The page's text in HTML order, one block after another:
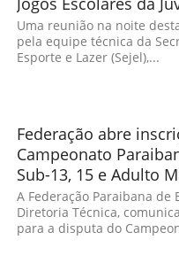
Uma reunião na noite
pela equipe técnica da
Esporte e Lazer (Sejel),...
Federação abre
Campeonato
Sub-13, 15 e Adulto
A Federação Paraibana de
Diretoria Técnica,
para a disputa do